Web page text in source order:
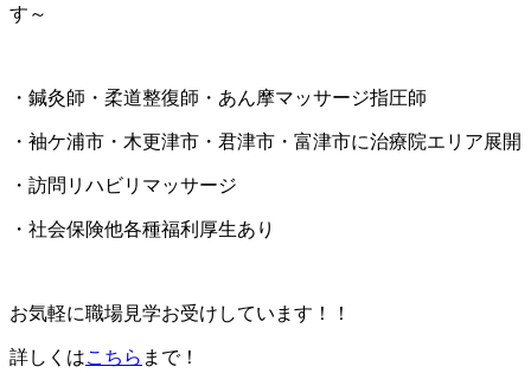
す～
・鍼灸師・柔道整復師・あん摩マッサージ指圧師
・袖ケ浦市・木更津市・君津市・富津市に治療院エリア展開
・訪問リハビリマッサージ
・社会保険他各種福利厚生あり
お気軽に職場見学お受けしています！！
詳しくはこちら まで！